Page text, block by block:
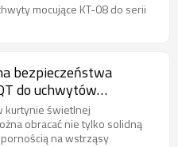
mocujące KT-08 do serii
bezpieczeństwa
do uchwytów
02
kurtynie świetlnej
obracać nie tylko solidną
na wstrząsy